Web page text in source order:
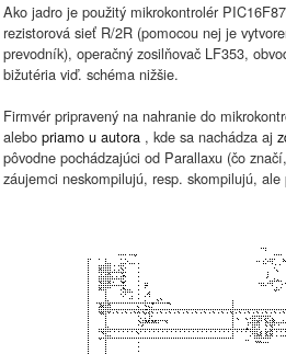
Ako jadro je použitý mikrokontrolér
rezistorová sieť R/2R (pomocou nej je
prevodník), operačný zosilňovač LF353,
bižutéria viď. schéma nižšie.
Firmvér pripravený na nahranie do
alebo priamo u autora , kde sa nachádza aj
pôvodne pochádzajúci od Parallaxu (čo
záujemci neskompilujú, resp. skompilujú,